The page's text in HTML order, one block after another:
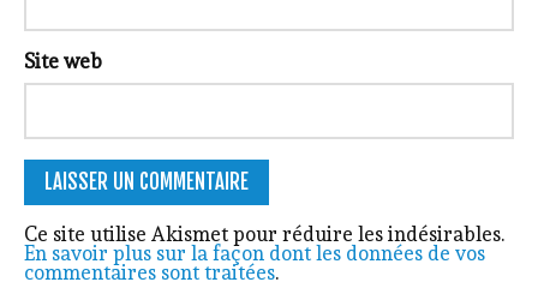
Site web
Ce site utilise Akismet pour réduire les indésirables.
En savoir plus sur la façon dont les données de vos
commentaires sont traitées.